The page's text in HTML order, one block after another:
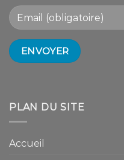
PLAN DU SITE
Accueil